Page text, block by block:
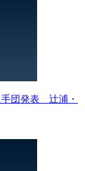
手団発表 辻浦・